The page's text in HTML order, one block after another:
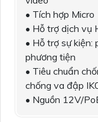
• Tích hợp Micro
• Hỗ trợ dịch vụ
• Hỗ trợ sự kiện:
phương tiện
• Tiêu chuẩn
chống va đập
• Nguồn 12V/